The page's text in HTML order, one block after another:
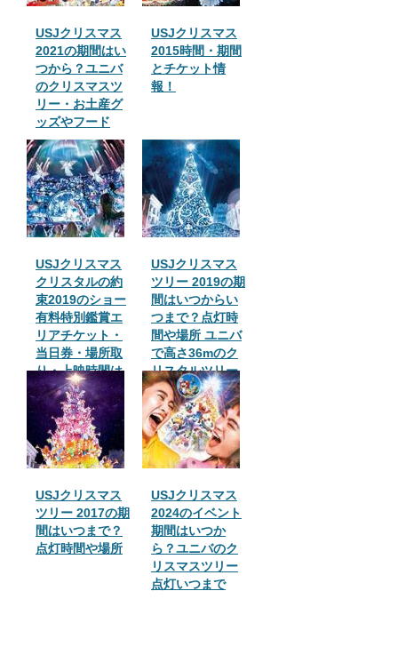
USJクリスマス
2021の期間はい
つから？ユニバ
のクリスマスツ
リー・お土産グ
ッズやフード
USJクリスマス
2015時間・期間
とチケット情
報！
USJクリスマス
クリスタルの約
束2019のショー
有料特別鑑賞エ
リアチケット・
当日券・場所取
り・上映時間は
何分間!?
USJクリスマス
ツリー 2019の期
間はいつからい
つまで？点灯時
間や場所 ユニバ
で高さ36mのク
リスタルツリー
大きさギネス認
定
USJクリスマス
ツリー 2017の期
間はいつまで？
点灯時間や場所
USJクリスマス
2024のイベント
期間はいつか
ら？ユニバのク
リスマスツリー
点灯いつまで